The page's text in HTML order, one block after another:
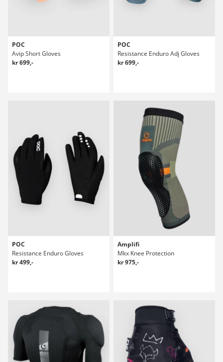
POC
Avip Short Gloves
kr 699,-
POC
Resistance Enduro Adj Gloves
kr 699,-
POC
Resistance Enduro Gloves
kr 499,-
Amplifi
Mkx Knee Protection
kr 975,-